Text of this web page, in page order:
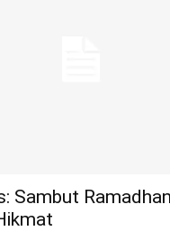
Sambut